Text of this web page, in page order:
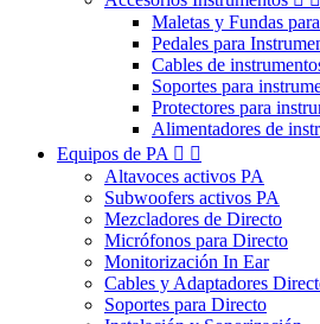
Maletas y Fundas
Pedales para
Cables de
Soportes para
Protectores para
Alimentadores de
Equipos de PA  
Altavoces activos PA
Subwoofers activos PA
Mezcladores de Directo
Micrófonos para Directo
Monitorización In Ear
Cables y Adaptadores
Soportes para Directo